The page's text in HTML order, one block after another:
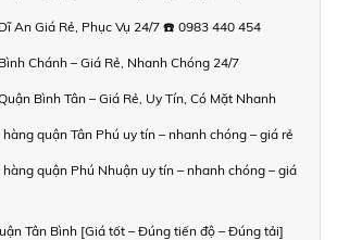
An Giá Rẻ, Phục Vụ 24/7 ☎️ 0983 440 454
Chánh – Giá Rẻ, Nhanh Chóng 24/7
Bình Tân – Giá Rẻ, Uy Tín, Có Mặt Nhanh
quận Tân Phú uy tín – nhanh chóng – giá rẻ
quận Phú Nhuận uy tín – nhanh chóng – giá
Tân Bình [Giá tốt – Đúng tiến độ – Đúng tải]